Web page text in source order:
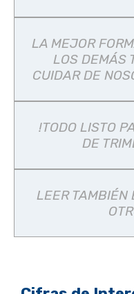
LA MEJOR
LOS DEMÁS
CUIDAR DE
!TODO LISTO
DE
LEER TAMBIÉN